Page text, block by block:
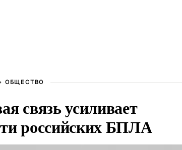
ОБЩЕСТВО
связь усиливает
российских БПЛА